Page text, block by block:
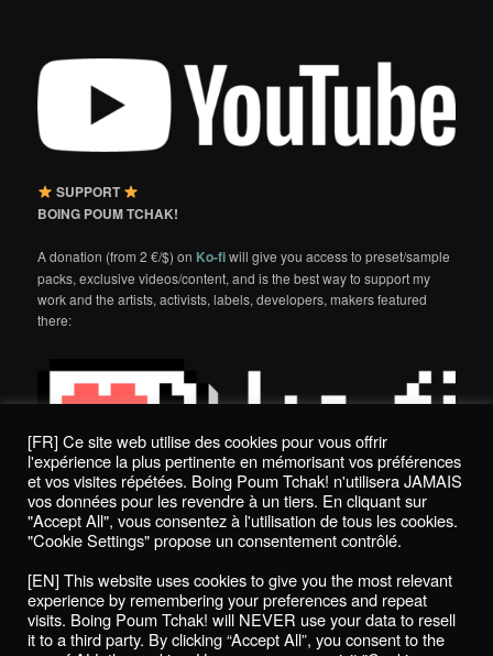
SUPPORT
BOING POUM TCHAK!
A donation (from 2 €/$) on Ko-fiwill give you access to preset/sample
packs, exclusive videos/content, and is the best way to support my
work and the artists, activists, labels, developers, makers featured
there:
Politique de confidentialité / Privacy Policy
Boing Poum Tchak! - 2022
[FR] Ce site web utilise des cookies pour vous offrir
l'expérience la plus pertinente en mémorisant vos préférences
et vos visites répétées. Boing Poum Tchak! n'utilisera JAMAIS
vos données pour les revendre à un tiers. En cliquant sur
"Accept All", vous consentez à l'utilisation de tous les cookies.
"Cookie Settings" propose un consentement contrôlé.
[EN] This website uses cookies to give you the most relevant
experience by remembering your preferences and repeat
visits. Boing Poum Tchak! will NEVER use your data to resell
it to a third party. By clicking “Accept All”, you consent to the